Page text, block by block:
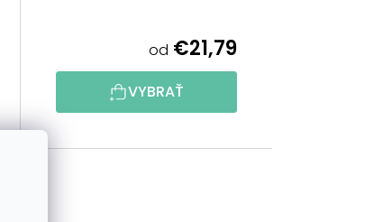
T
O
V
od €21,79
VYBRAŤ